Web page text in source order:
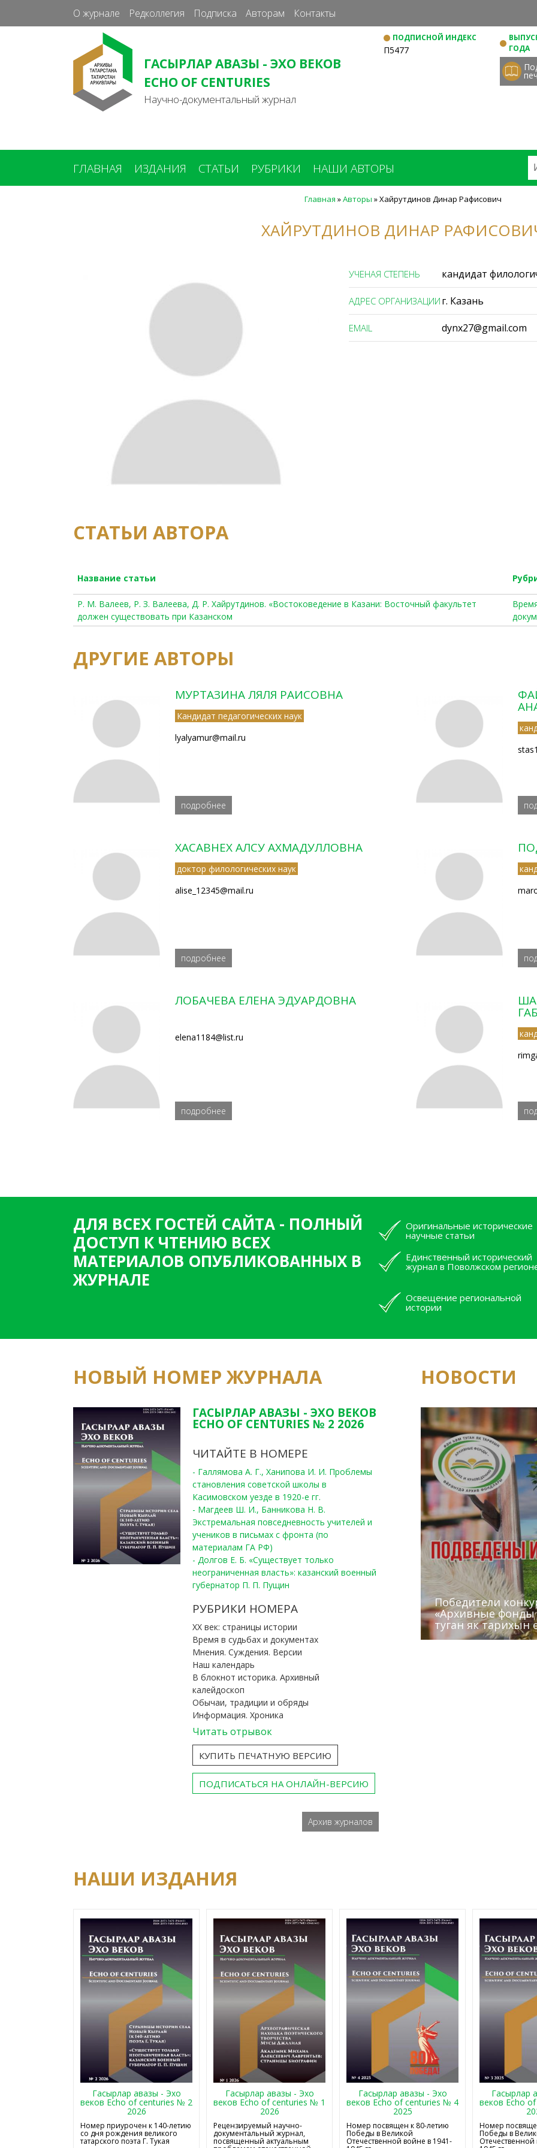
к
основному
О журнале Редколлегия Подписка Авторам Контакты
ГАСЫРЛАР АВАЗЫ - ЭХО ВЕКОВ
ECHO OF CENTURIES
Научно-документальный журнал
ПОДПИСНОЙ ИНДЕКС
П5477
ГОДА
ГЛАВНАЯ ИЗДАНИЯ СТАТЬИ РУБРИКИ НАШИ АВТОРЫ
Главная »Авторы »Хайрутдинов Динар Рафисович
ХАЙРУТДИНОВ ДИНАР
УЧЕНАЯ СТЕПЕНЬ кандидат
АДРЕС ОРГАНИЗАЦИИ г. Казань
ЕMAIL dynx27@gmail.com
СТАТЬИ АВТОРА
Название статьи
Р. М. Валеев, Р. З. Валеева, Д. Р. Хайрутдинов. «Востоковедение в Казани: Восточный факультет
должен существовать при Казанском
ДРУГИЕ АВТОРЫ
МУРТАЗИНА ЛЯЛЯ РАИСОВНА
Кандидат педагогических наук
lyalyamur@mail.ru
подробнее
ХАСАВНЕХ АЛСУ АХМАДУЛЛОВНА
доктор филологических наук
alise_12345@mail.ru
подробнее
ЛОБАЧЕВА ЕЛЕНА ЭДУАРДОВНА
elena1184@list.ru
подробнее
ДЛЯ ВСЕХ ГОСТЕЙ САЙТА - ПОЛНЫЙ
ДОСТУП К ЧТЕНИЮ ВСЕХ
МАТЕРИАЛОВ ОПУБЛИКОВАННЫХ В
ЖУРНАЛЕ
Оригинальные исторические
научные статьи
Единственный исторический
журнал в Поволжском
Освещение региональной
истории
НОВЫЙ НОМЕР ЖУРНАЛА
ГАСЫРЛАР АВАЗЫ - ЭХО ВЕКОВ
ECHO OF CENTURIES № 2 2026
ЧИТАЙТЕ В НОМЕРЕ
- Галлямова А. Г., Ханипова И. И. Проблемы
становления советской школы в
Касимовском уезде в 1920-е гг.
- Магдеев Ш. И., Банникова Н. В.
Экстремальная повседневность учителей и
учеников в письмах с фронта (по
материалам ГА РФ)
- Долгов Е. Б. «Существует только
неограниченная власть»: казанский военный
губернатор П. П. Пущин
РУБРИКИ НОМЕРА
ХХ век: страницы истории
Время в судьбах и документах
Мнения. Суждения. Версии
Наш календарь
В блокнот историка. Архивный
калейдоскоп
Обычаи, традиции и обряды
Информация. Хроника
Читать отрывок
КУПИТЬ ПЕЧАТНУЮ ВЕРСИЮ
ПОДПИСАТЬСЯ НА ОНЛАЙН-ВЕРСИЮ
Архив журналов
НОВОСТИ
Победители
«Архивные фонды
туган як тарихын
Архивисты
Госархива
Юным
Сотрудники
Эхо веков»
(КХТИ)
«Мир архивов
НАШИ ИЗДАНИЯ
Гасырлар авазы - Эхо
веков Echo of centuries № 2
2026
Номер приурочен к 140-летию
со дня рождения великого
татарского поэта Г. Тукая
Гасырлар авазы - Эхо
веков Echo of centuries № 1
2026
Рецензируемый научно-
документальный журнал,
посвященный актуальным
Гасырлар авазы - Эхо
веков Echo of centuries № 4
2025
Номер посвящен к 80-летию
Победы в Великой
Отечественной войне в 1941-
Гасырлар
веков Echo
Номер
Победы в